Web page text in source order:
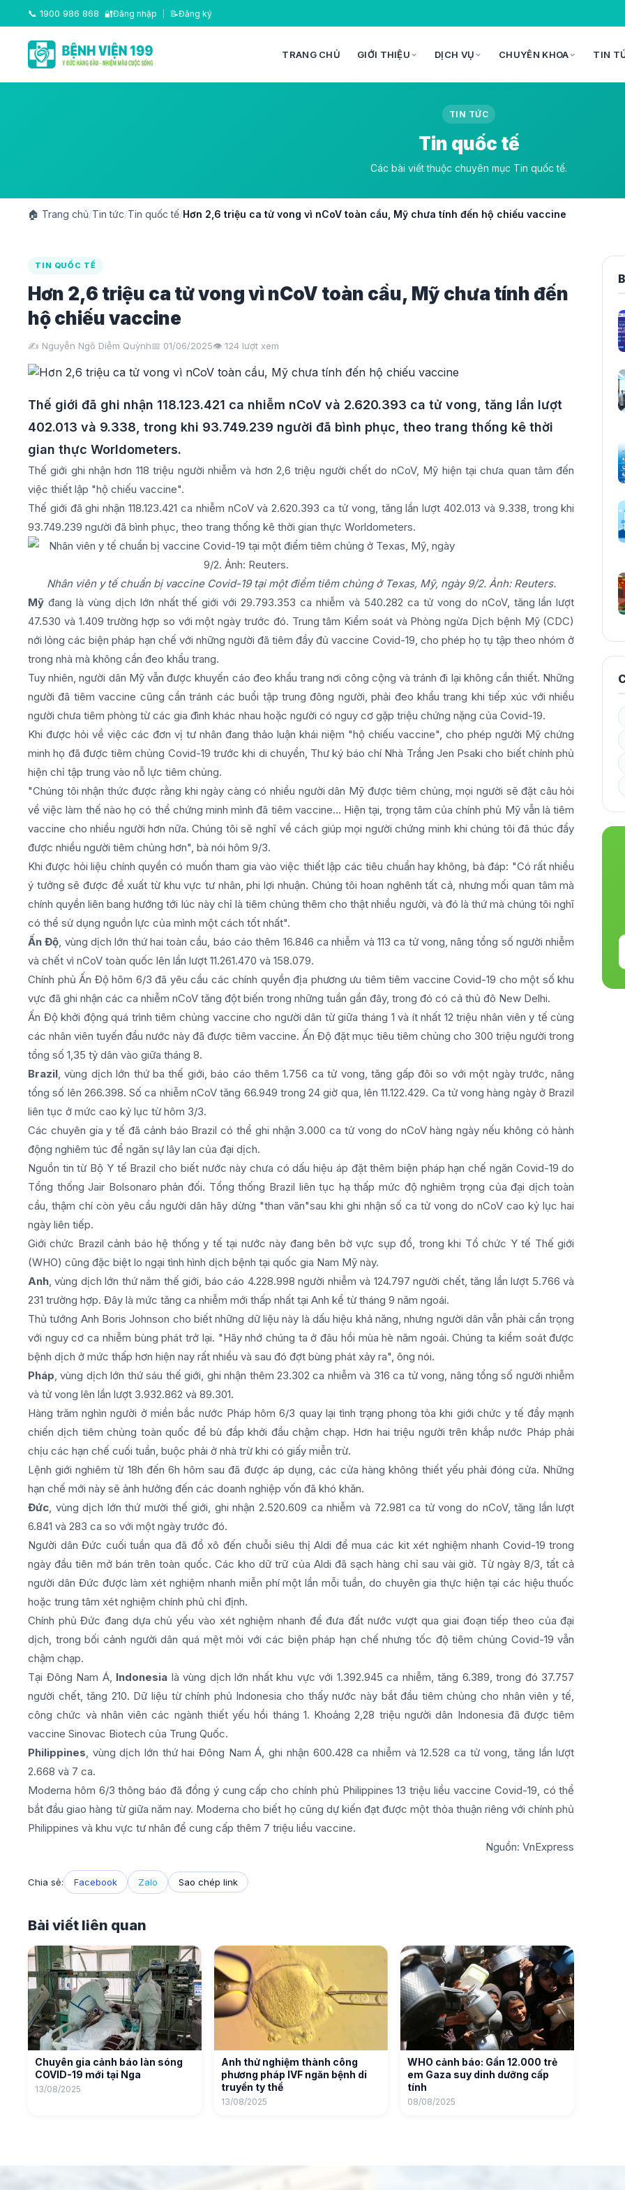
📞 1900 986 868 🔐Đăng nhập 📝Đăng ký
TRANG CHỦ GIỚI THIỆU DỊCH VỤ CHUYÊN KHOA TIN
TIN TỨC
Tin quốc tế
Các bài viết thuộc chuyên mục Tin quốc tế.
🏠 Trang chủ/Tin tức/Tin quốc tế/Hơn 2,6 triệu ca tử vong vì nCoV toàn cầu, Mỹ chưa tính đến hộ chiếu vaccine
TIN QUỐC TẾ
Hơn 2,6 triệu ca tử vong vì nCoV toàn cầu, Mỹ chưa tính đến
hộ chiếu vaccine
✍️ Nguyễn Ngô Diễm Quỳnh📅 01/06/2025👁️ 124 lượt xem
Thế giới đã ghi nhận 118.123.421 ca nhiễm nCoV và 2.620.393 ca tử vong, tăng lần lượt
402.013 và 9.338, trong khi 93.749.239 người đã bình phục, theo trang thống kê thời
gian thực Worldometers.
Thế giới ghi nhận hơn 118 triệu người nhiễm và hơn 2,6 triệu người chết do nCoV, Mỹ hiện tại chưa quan tâm đến
việc thiết lập "hộ chiếu vaccine".
Thế giới đã ghi nhận 118.123.421 ca nhiễm nCoV và 2.620.393 ca tử vong, tăng lần lượt 402.013 và 9.338, trong khi
93.749.239 người đã bình phục, theo trang thống kê thời gian thực Worldometers.
Nhân viên y tế chuẩn bị vaccine Covid-19 tại một điểm tiêm chủng ở Texas, Mỹ, ngày 9/2. Ảnh: Reuters.
Mỹ đang là vùng dịch lớn nhất thế giới với 29.793.353 ca nhiễm và 540.282 ca tử vong do nCoV, tăng lần lượt
47.530 và 1.409 trường hợp so với một ngày trước đó. Trung tâm Kiểm soát và Phòng ngừa Dịch bệnh Mỹ (CDC)
nới lỏng các biện pháp hạn chế với những người đã tiêm đầy đủ vaccine Covid-19, cho phép họ tụ tập theo nhóm ở
trong nhà mà không cần đeo khẩu trang.
Tuy nhiên, người dân Mỹ vẫn được khuyến cáo đeo khẩu trang nơi công cộng và tránh đi lại không cần thiết. Những
người đã tiêm vaccine cũng cần tránh các buổi tập trung đông người, phải đeo khẩu trang khi tiếp xúc với nhiều
người chưa tiêm phòng từ các gia đình khác nhau hoặc người có nguy cơ gặp triệu chứng nặng của Covid-19.
Khi được hỏi về việc các đơn vị tư nhân đang thảo luận khái niệm "hộ chiếu vaccine", cho phép người Mỹ chứng
minh họ đã được tiêm chủng Covid-19 trước khi di chuyển, Thư ký báo chí Nhà Trắng Jen Psaki cho biết chính phủ
hiện chỉ tập trung vào nỗ lực tiêm chủng.
"Chúng tôi nhận thức được rằng khi ngày càng có nhiều người dân Mỹ được tiêm chủng, mọi người sẽ đặt câu hỏi
về việc làm thế nào họ có thể chứng minh mình đã tiêm vaccine... Hiện tại, trọng tâm của chính phủ Mỹ vẫn là tiêm
vaccine cho nhiều người hơn nữa. Chúng tôi sẽ nghĩ về cách giúp mọi người chứng minh khi chúng tôi đã thúc đẩy
được nhiều người tiêm chủng hơn", bà nói hôm 9/3.
Khi được hỏi liệu chính quyền có muốn tham gia vào việc thiết lập các tiêu chuẩn hay không, bà đáp: "Có rất nhiều
ý tưởng sẽ được đề xuất từ khu vực tư nhân, phi lợi nhuận. Chúng tôi hoan nghênh tất cả, nhưng mối quan tâm mà
chính quyền liên bang hướng tới lúc này chỉ là tiêm chủng thêm cho thật nhiều người, và đó là thứ mà chúng tôi nghĩ
có thể sử dụng nguồn lực của mình một cách tốt nhất".
Ấn Độ, vùng dịch lớn thứ hai toàn cầu, báo cáo thêm 16.846 ca nhiễm và 113 ca tử vong, nâng tổng số người nhiễm
và chết vì nCoV toàn quốc lên lần lượt 11.261.470 và 158.079.
Chính phủ Ấn Độ hôm 6/3 đã yêu cầu các chính quyền địa phương ưu tiêm tiêm vaccine Covid-19 cho một số khu
vực đã ghi nhận các ca nhiễm nCoV tăng đột biến trong những tuần gần đây, trong đó có cả thủ đô New Delhi.
Ấn Độ khởi động quá trình tiêm chủng vaccine cho người dân từ giữa tháng 1 và ít nhất 12 triệu nhân viên y tế cùng
các nhân viên tuyến đầu nước này đã được tiêm vaccine. Ấn Độ đặt mục tiêu tiêm chủng cho 300 triệu người trong
tổng số 1,35 tỷ dân vào giữa tháng 8.
Brazil, vùng dịch lớn thứ ba thế giới, báo cáo thêm 1.756 ca tử vong, tăng gấp đôi so với một ngày trước, nâng
tổng số lên 266.398. Số ca nhiễm nCoV tăng 66.949 trong 24 giờ qua, lên 11.122.429. Ca tử vong hàng ngày ở Brazil
liên tục ở mức cao kỷ lục từ hôm 3/3.
Các chuyên gia y tế đã cảnh báo Brazil có thể ghi nhận 3.000 ca tử vong do nCoV hàng ngày nếu không có hành
động nghiêm túc để ngăn sự lây lan của đại dịch.
Nguồn tin từ Bộ Y tế Brazil cho biết nước này chưa có dấu hiệu áp đặt thêm biện pháp hạn chế ngăn Covid-19 do
Tổng thống Jair Bolsonaro phản đối. Tổng thống Brazil liên tục hạ thấp mức độ nghiêm trọng của đại dịch toàn
cầu, thậm chí còn yêu cầu người dân hãy dừng "than vãn"sau khi ghi nhận số ca tử vong do nCoV cao kỷ lục hai
ngày liên tiếp.
Giới chức Brazil cảnh báo hệ thống y tế tại nước này đang bên bờ vực sụp đổ, trong khi Tổ chức Y tế Thế giới
(WHO) cũng đặc biệt lo ngại tình hình dịch bệnh tại quốc gia Nam Mỹ này.
Anh, vùng dịch lớn thứ năm thế giới, báo cáo 4.228.998 người nhiễm và 124.797 người chết, tăng lần lượt 5.766 và
231 trường hợp. Đây là mức tăng ca nhiễm mới thấp nhất tại Anh kể từ tháng 9 năm ngoái.
Thủ tướng Anh Boris Johnson cho biết những dữ liệu này là dấu hiệu khả năng, nhưng người dân vẫn phải cẩn trọng
với nguy cơ ca nhiễm bùng phát trở lại. "Hãy nhớ chúng ta ở đâu hồi mùa hè năm ngoái. Chúng ta kiểm soát được
bệnh dịch ở mức thấp hơn hiện nay rất nhiều và sau đó đợt bùng phát xảy ra", ông nói.
Pháp, vùng dịch lớn thứ sáu thế giới, ghi nhận thêm 23.302 ca nhiễm và 316 ca tử vong, nâng tổng số người nhiễm
và tử vong lên lần lượt 3.932.862 và 89.301.
Hàng trăm nghìn người ở miền bắc nước Pháp hôm 6/3 quay lại tình trạng phong tỏa khi giới chức y tế đẩy mạnh
chiến dịch tiêm chủng toàn quốc để bù đắp khởi đầu chậm chạp. Hơn hai triệu người trên khắp nước Pháp phải
chịu các hạn chế cuối tuần, buộc phải ở nhà trừ khi có giấy miễn trừ.
Lệnh giới nghiêm từ 18h đến 6h hôm sau đã được áp dụng, các cửa hàng không thiết yếu phải đóng cửa. Những
hạn chế mới này sẽ ảnh hưởng đến các doanh nghiệp vốn đã khó khăn.
Đức, vùng dịch lớn thứ mười thế giới, ghi nhận 2.520.609 ca nhiễm và 72.981 ca tử vong do nCoV, tăng lần lượt
6.841 và 283 ca so với một ngày trước đó.
Người dân Đức cuối tuần qua đã đổ xô đến chuỗi siêu thị Aldi để mua các kit xét nghiệm nhanh Covid-19 trong
ngày đầu tiên mở bán trên toàn quốc. Các kho dữ trữ của Aldi đã sạch hàng chỉ sau vài giờ. Từ ngày 8/3, tất cả
người dân Đức được làm xét nghiệm nhanh miễn phí một lần mỗi tuần, do chuyên gia thực hiện tại các hiệu thuốc
hoặc trung tâm xét nghiệm chính phủ chỉ định.
Chính phủ Đức đang dựa chủ yếu vào xét nghiệm nhanh để đưa đất nước vượt qua giai đoạn tiếp theo của đại
dịch, trong bối cảnh người dân quá mệt mỏi với các biện pháp hạn chế nhưng tốc độ tiêm chủng Covid-19 vẫn
chậm chạp.
Tại Đông Nam Á, Indonesia là vùng dịch lớn nhất khu vực với 1.392.945 ca nhiễm, tăng 6.389, trong đó 37.757
người chết, tăng 210. Dữ liệu từ chính phủ Indonesia cho thấy nước này bắt đầu tiêm chủng cho nhân viên y tế,
công chức và nhân viên các ngành thiết yếu hồi tháng 1. Khoảng 2,28 triệu người dân Indonesia đã được tiêm
vaccine Sinovac Biotech của Trung Quốc.
Philippines, vùng dịch lớn thứ hai Đông Nam Á, ghi nhận 600.428 ca nhiễm và 12.528 ca tử vong, tăng lần lượt
2.668 và 7 ca.
Moderna hôm 6/3 thông báo đã đồng ý cung cấp cho chính phủ Philippines 13 triệu liều vaccine Covid-19, có thể
bắt đầu giao hàng từ giữa năm nay. Moderna cho biết họ cũng dự kiến đạt được một thỏa thuận riêng với chính phủ
Philippines và khu vực tư nhân để cung cấp thêm 7 triệu liều vaccine.
Nguồn: VnExpress
Chia sẻ: Facebook Zalo Sao chép link
Bài viết liên quan
Chuyên gia cảnh báo làn sóng
COVID-19 mới tại Nga
13/08/2025
Anh thử nghiệm thành công
phương pháp IVF ngăn bệnh di
truyền ty thể
13/08/2025
WHO cảnh báo: Gần 12.000 trẻ
em Gaza suy dinh dưỡng cấp
tính
08/08/2025